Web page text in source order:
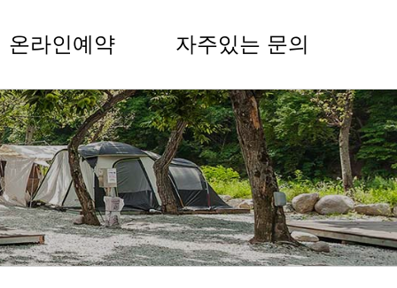
온라인예약 자주있는 문의